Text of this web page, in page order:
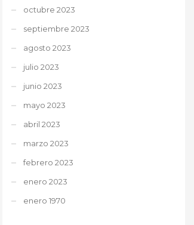
octubre 2023
septiembre 2023
agosto 2023
julio 2023
junio 2023
mayo 2023
abril 2023
marzo 2023
febrero 2023
enero 2023
enero 1970